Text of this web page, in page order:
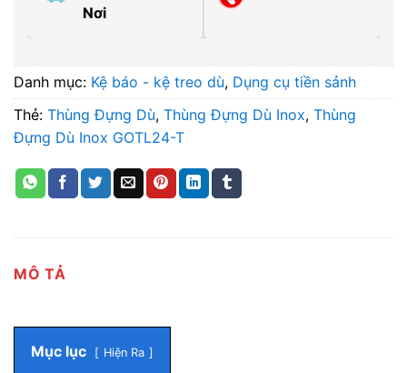
Nơi
Danh mục: Kệ báo - kệ treo dù, Dụng cụ tiền sảnh
Thẻ: Thùng Đựng Dù, Thùng Đựng Dù Inox, Thùng
Đựng Dù Inox GOTL24-T
MÔ TẢ
Mục lục Hiện Ra